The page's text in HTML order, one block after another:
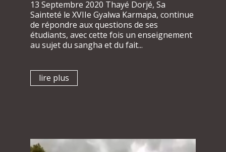
13 Septembre 2020 Thayé Dorjé, Sa
Sainteté le XVIIe Gyalwa Karmapa, continue
de répondre aux questions de ses
étudiants, avec cette fois un enseignement
au sujet du sangha et du fait...
lire plus